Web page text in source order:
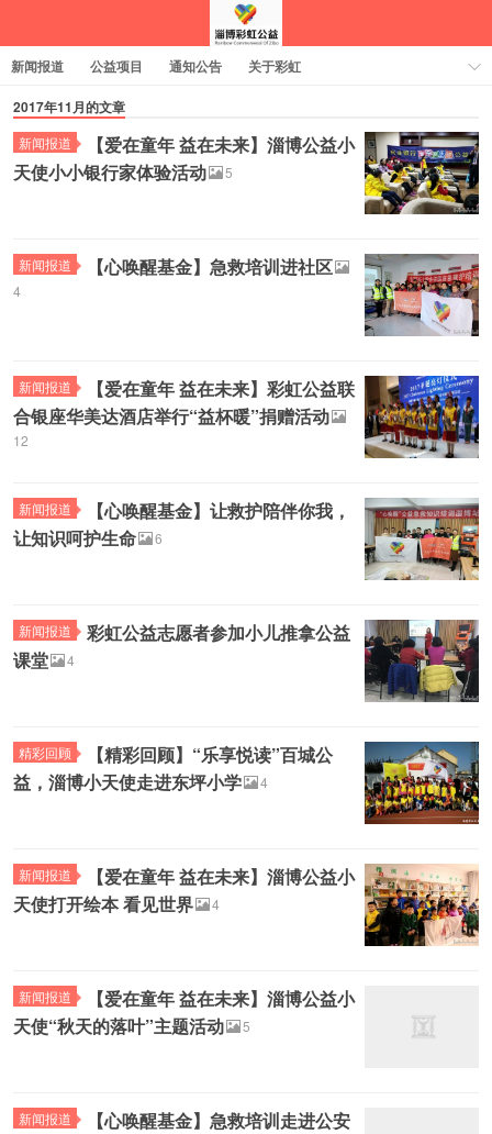
新闻报道 公益项目 通知公告 关于彩虹
2017年11月的文章
新闻报道
【爱在童年 益在未来】淄博公益小
天使小小银行家体验活动
5
新闻报道 【心唤醒基金】急救培训进社区
4
新闻报道
【爱在童年 益在未来】彩虹公益联
合银座华美达酒店举行“益杯暖”捐赠活动
12
新闻报道
【心唤醒基金】让救护陪伴你我，
让知识呵护生命
6
新闻报道
彩虹公益志愿者参加小儿推拿公益
课堂
4
精彩回顾
【精彩回顾】“乐享悦读”百城公
益，淄博小天使走进东坪小学
4
新闻报道
【爱在童年 益在未来】淄博公益小
天使打开绘本 看见世界
4
新闻报道
【爱在童年 益在未来】淄博公益小
天使“秋天的落叶”主题活动
5
新闻报道
【心唤醒基金】急救培训走进公安